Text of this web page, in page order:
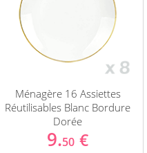
Ménagère 16 Assiettes
Réutilisables Blanc Bordure
Dorée
9.50 €